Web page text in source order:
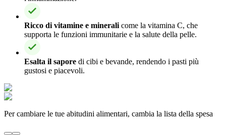
Ricco di vitamine e minerali come la vitamina C, che
supporta le funzioni immunitarie e la salute della pelle.
Esalta il sapore di cibi e bevande, rendendo i pasti più
gustosi e piacevoli.
Per cambiare le tue abitudini alimentari, cambia la lista della spesa